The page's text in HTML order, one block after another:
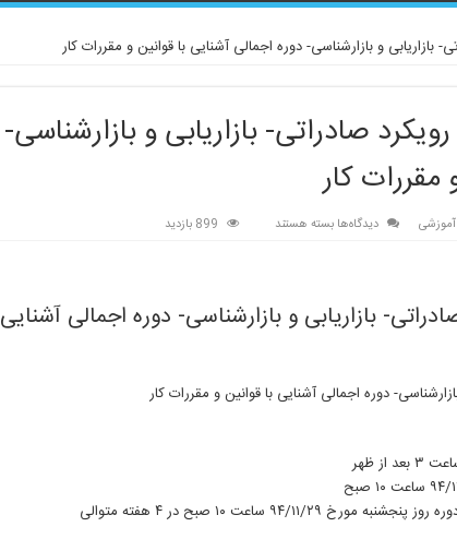
بازاریابی و بازارشناسی- دوره اجمالی آشنایی با قوانین و مقررات کار
صادراتی- بازاریابی و بازارشناسی-
مقررات کار
دیدگاه‌ها برای
بندی
کالا
صادراتی-
بازاریابی
آشنایی
بسته هستند 899 بازدید
بازاریابی و بازارشناسی- دوره اجمالی آشنایی
دوره اجمالی آشنایی با قوانین و مقررات کار
ساعت ۱۰ صبح در ۴ هفته متوالی